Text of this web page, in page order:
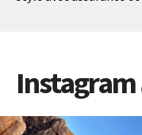
Instagram